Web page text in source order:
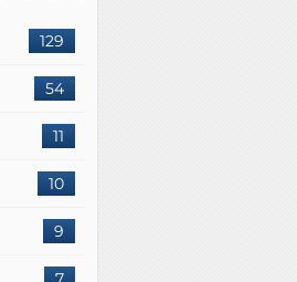
129
54
11
10
9